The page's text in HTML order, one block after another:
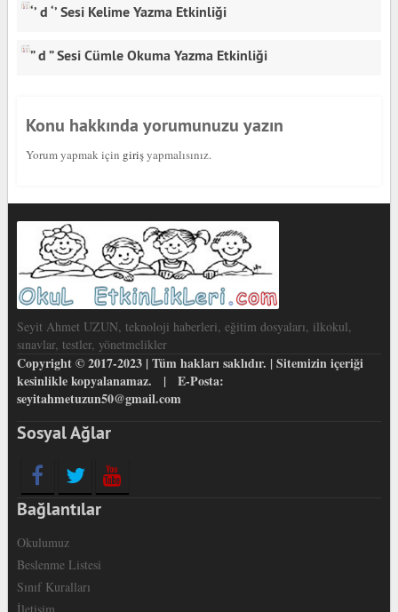
‘’ d ‘’ Sesi Kelime Yazma Etkinliği
” d ” Sesi Cümle Okuma Yazma Etkinliği
Konu hakkında yorumunuzu yazın
Yorum yapmak için girişyapmalısınız.
Seyit Ahmet UZUN, teknoloji haberleri, eğitim dosyaları, ilkokul,
sınavlar, testler, yönetmelikler
Copyright © 2017-2023 | Tüm hakları saklıdır. | Sitemizin içeriği
kesinlikle kopyalanamaz. | E-Posta:
seyitahmetuzun50@gmail.com
Sosyal Ağlar
Bağlantılar
Okulumuz
Beslenme Listesi
Sınıf Kuralları
İletişim